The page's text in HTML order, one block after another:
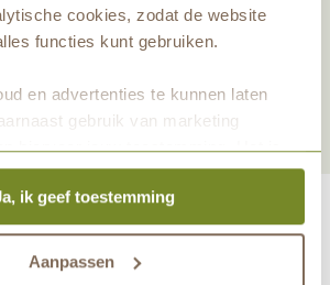
cookies, zodat de website
functies kunt gebruiken.
en advertenties te kunnen laten
gebruik van marketing
hiervoor jouw toestemming. Het is
toestemming te veranderen. Alle
worden geanalyseerd, zodat we
kunnen helpen. Wil je meer weten
cookies? Bekijk dan de andere
ik geef toestemming
Aanpassen
in de natuur mogelijk samen met